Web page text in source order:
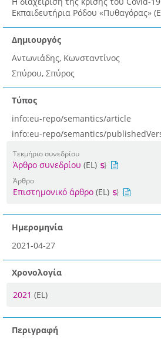
Εκπαιδευτήρια Ρόδου «Πυθαγόρας»
Δημιουργός
Αντωνιάδης, Κωνσταντίνος
Σπύρου, Σπύρος
Τύπος
info:eu-repo/semantics/article
info:eu-repo/semantics/
Τεκμήριο συνεδρίου
Άρθρο συνεδρίου (EL)
Άρθρο
Επιστημονικό άρθρο (EL)
Ημερομηνία
2021-04-27
Χρονολογία
2021 (EL)
Περιγραφή